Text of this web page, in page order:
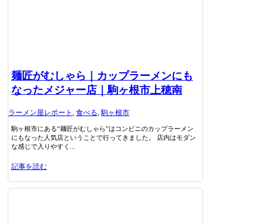
麺匠がむしゃら｜カップラーメンにも
なったメジャー店｜駒ヶ根市上穂南
ラーメン屋レポート , 食べる,駒ヶ根市
駒ヶ根市にある“麺匠がむしゃら”はコンビニのカップラーメン
にもなった人気店ということで行ってきました。 店内はモダン
な感じで入りやすく...
記事を読む